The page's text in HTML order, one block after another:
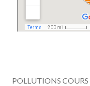
POLLUTIONS